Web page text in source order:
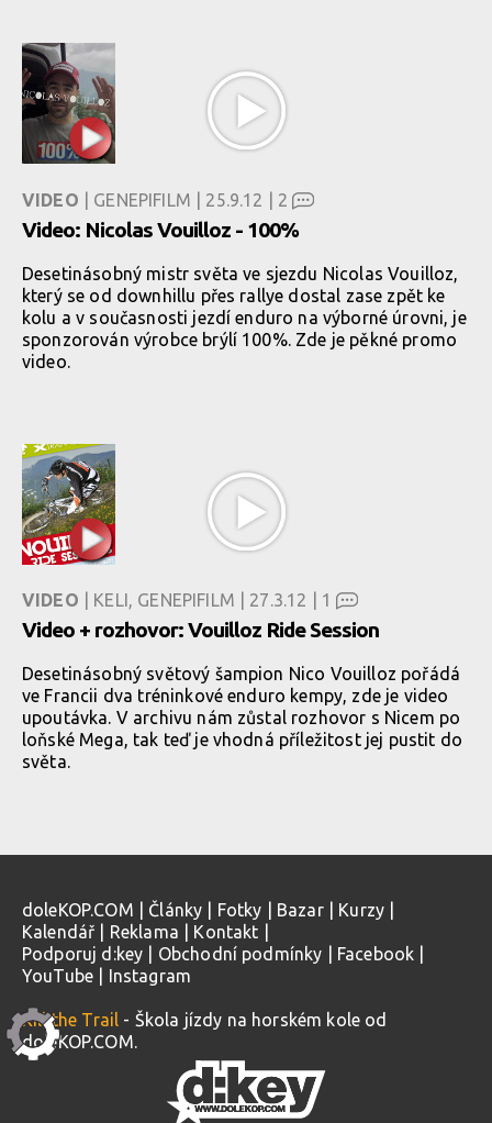
VIDEO | GENEPIFILM | 25.9.12 | 2
Video: Nicolas Vouilloz - 100%
Desetinásobný mistr světa ve sjezdu Nicolas Vouilloz,
který se od downhillu přes rallye dostal zase zpět ke
kolu a v současnosti jezdí enduro na výborné úrovni, je
sponzorován výrobce brýlí 100%. Zde je pěkné promo
video.
VIDEO | KELI, GENEPIFILM | 27.3.12 | 1
Video + rozhovor: Vouilloz Ride Session
Desetinásobný světový šampion Nico Vouilloz pořádá
ve Francii dva tréninkové enduro kempy, zde je video
upoutávka. V archivu nám zůstal rozhovor s Nicem po
loňské Mega, tak teď je vhodná příležitost jej pustit do
světa.
doleKOP.COM Články Fotky Bazar| Kurzy
Kalendář
Reklama Kontakt
Podporuj d:key
Obchodní podmínky Facebook
YouTube
Instagram
Kill the Trail - Škola jízdy na horském kole od
doleKOP.COM.